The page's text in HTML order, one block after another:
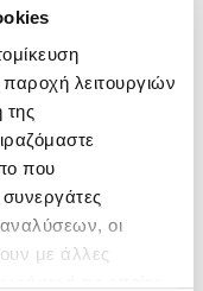
λειτουργιών
της
που
συνεργάτες
οι
με άλλες
to be our